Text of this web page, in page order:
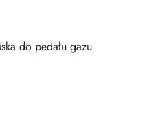
do pedału gazu